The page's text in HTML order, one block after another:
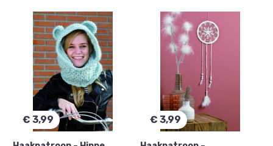
€ 3,99 € 3,99